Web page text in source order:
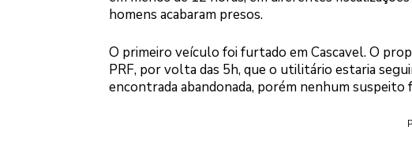
homens acabaram presos.
O primeiro veículo foi furtado em Cascavel. O
PRF, por volta das 5h, que o utilitário estaria
encontrada abandonada, porém nenhum suspeito